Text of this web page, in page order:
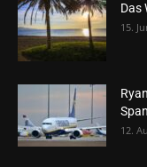
Das
15.
12.